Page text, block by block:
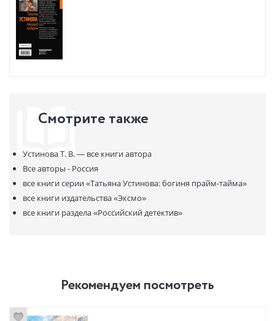
идеальной!.. Писательница и сам не рада, что ввязалась в такое
опасное и неоднозначное предприятие…
Смотрите также
Устинова Т. В. — все книги автора
Все авторы - Россия
все книги серии«Татьяна Устинова: богиня прайм-тайма»
все книги издательства«Эксмо»
все книги раздела«Российский детектив»
Рекомендуем посмотреть